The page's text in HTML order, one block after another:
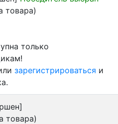
товара)
только
зарегистрироваться и
товара)